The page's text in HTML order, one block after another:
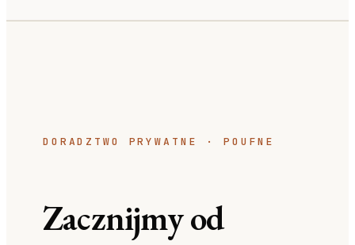
DORADZTWO PRYWATNE · POUFNE
Zacznijmy od